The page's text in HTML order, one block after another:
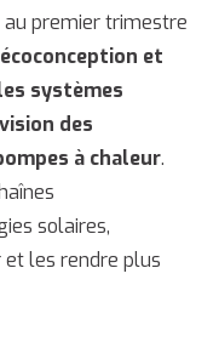
au premier trimestre
écoconception et
systèmes
des
à chaleur.
solaires,
les rendre plus